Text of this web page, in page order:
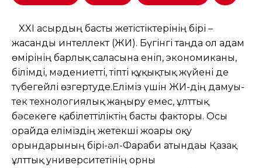
XXI ғасырдың басты жетістіктерінің бірі –
жасанды интеллект (ЖИ). Бүгінгі таңда ол адам
өмірінің барлық саласына еніп, экономиканы,
білімді, мәдениетті, тіпті құқықтық жүйені де
түбегейлі өзгертуде.Еліміз үшін ЖИ-дің дамуы-
тек технологиялық жаңғыру емес, ұлттық
бәсекеге қабілеттіліктің басты факторы. Осы
орайда еліміздің жетекші жоғары оқу
орындарының бірі-әл-Фараби атындағы Қазақ
ұлттық университетінің орны